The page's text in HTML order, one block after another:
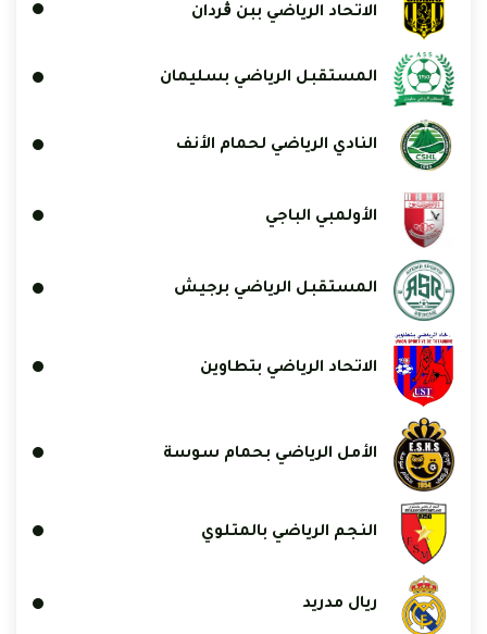
الاتحاد الرياضي ببن ڨردان
المستقبل الرياضي بسليمان
النادي الرياضي لحمام الأنف
الأولمبي الباجي
المستقبل الرياضي برجيش
الاتحاد الرياضي بتطاوين
الأمل الرياضي بحمام سوسة
النجم الرياضي بالمتلوي
ريال مدريد